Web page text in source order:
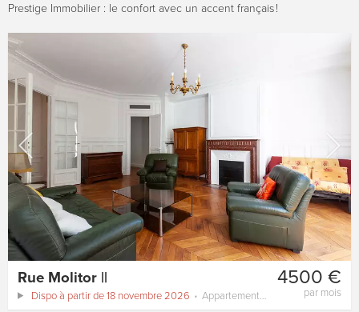
Prestige Immobilier : le confort avec un accent français !
4500 €
par mois
Rue Molitor ||
Dispo à partir de 18 novembre 2026 Appartement